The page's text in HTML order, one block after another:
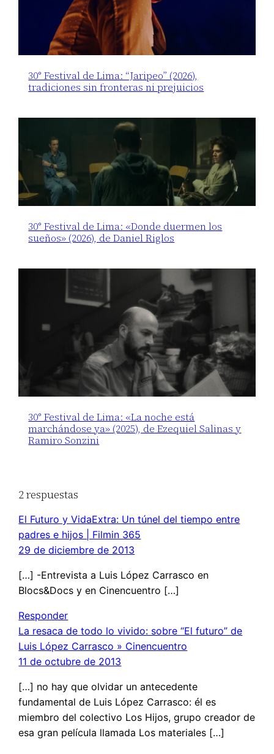
30° Festival de Lima: “Jaripeo” (2026),
tradiciones sin fronteras ni prejuicios
30° Festival de Lima: «Donde duermen los
sueños» (2026), de Daniel Riglos
30° Festival de Lima: «La noche está
marchándose ya» (2025), de Ezequiel Salinas y
Ramiro Sonzini
2 respuestas
El Futuro y VidaExtra: Un túnel del tiempo entre
padres e hijos | Filmin 365
29 de diciembre de 2013
[…] -Entrevista a Luis López Carrasco en
Blocs&Docs y en Cinencuentro […]
Responder
La resaca de todo lo vivido: sobre “El futuro” de
Luis López Carrasco » Cinencuentro
11 de octubre de 2013
[…] no hay que olvidar un antecedente
fundamental de Luis López Carrasco: él es
miembro del colectivo Los Hijos, grupo creador de
esa gran película llamada Los materiales […]